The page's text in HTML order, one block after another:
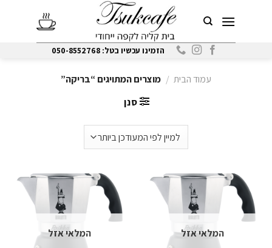
הזמינו עכשיו בטל: 050-8552768
עמוד הבית / מוצרים המתויגים “בריקה”
סנן
המלאי אזל המלאי אזל